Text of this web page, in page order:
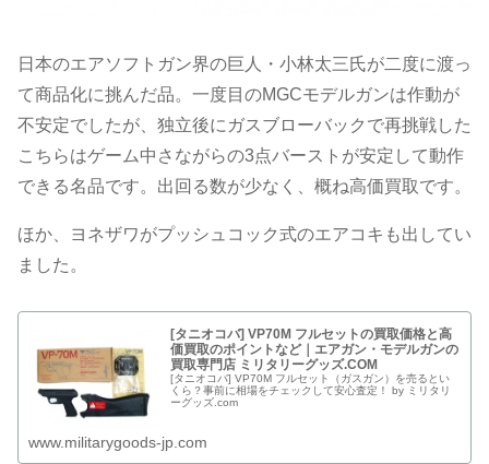
日本のエアソフトガン界の巨人・小林太三氏が二度に渡っ
て商品化に挑んだ品。一度目のMGCモデルガンは作動が
不安定でしたが、独立後にガスブローバックで再挑戦した
こちらはゲーム中さながらの3点バーストが安定して動作
できる名品です。出回る数が少なく、概ね高価買取です。
ほか、ヨネザワがプッシュコック式のエアコキも出してい
ました。
[タニオコバ] VP70M フルセットの買取価格と高
価買取のポイントなど｜エアガン・モデルガンの
買取専門店 ミリタリーグッズ.COM
[タニオコバ] VP70M フルセット（ガスガン）を売るとい
くら？事前に相場をチェックして安心査定！ by ミリタリ
ーグッズ.com
www.militarygoods-jp.com